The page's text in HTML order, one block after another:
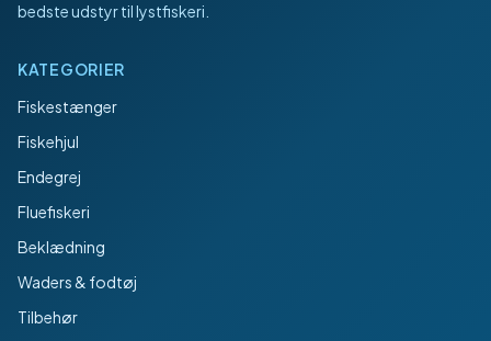
bedste udstyr til lystfiskeri.
KATEGORIER
Fiskestænger
Fiskehjul
Endegrej
Fluefiskeri
Beklædning
Waders & fodtøj
Tilbehør